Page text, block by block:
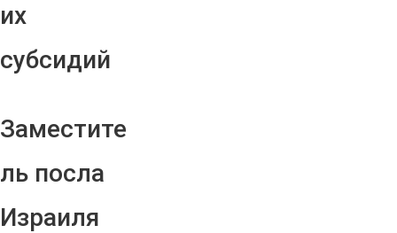
их
субсидий
Заместите
ль посла
Израиля